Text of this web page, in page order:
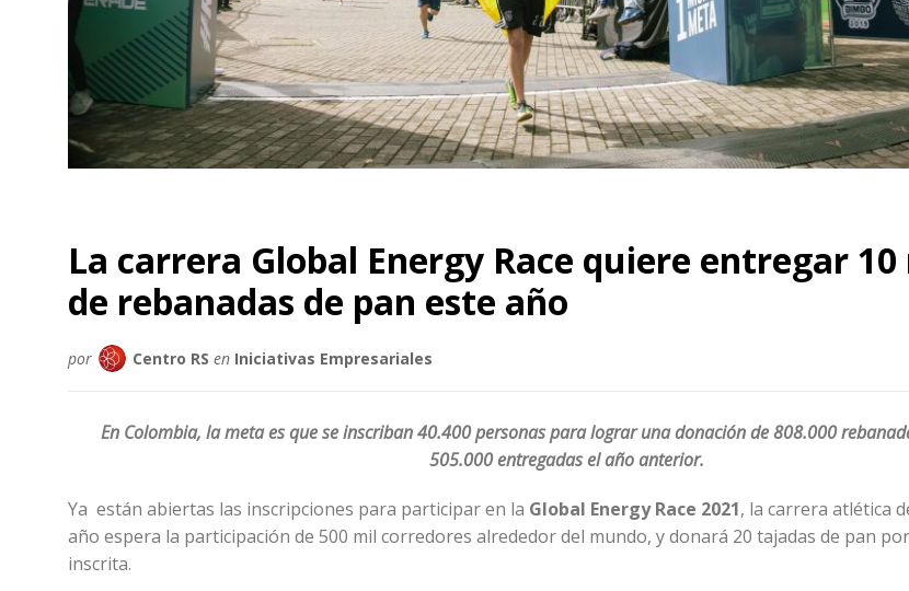
La carrera Global Energy Race quiere entregar
de rebanadas de pan este año
por Centro RS en Iniciativas Empresariales
En Colombia, la meta es que se inscriban 40.400 personas para lograr una donación de 808.000
505.000 entregadas el año anterior.
Ya están abiertas las inscripciones para participar en la Global Energy Race 2021, la carrera atlética
año espera la participación de 500 mil corredores alrededor del mundo, y donará 20 tajadas de pan
inscrita.